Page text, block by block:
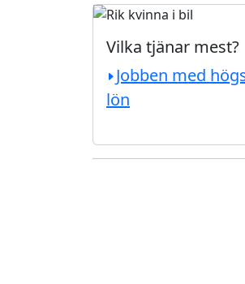
Vilka tjänar mest?
Jobben med
lön